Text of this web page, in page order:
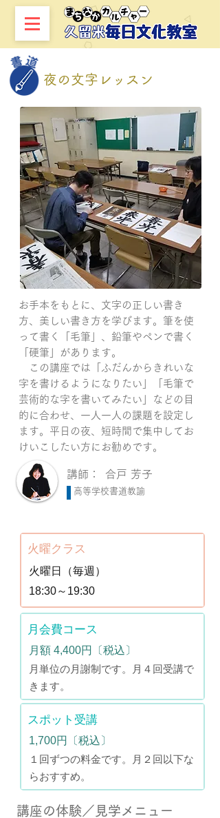
夜の文字レッスン
お手本をもとに、文字の正しい書き
方、美しい書き方を学びます。筆を使
って書く「毛筆」、鉛筆やペンで書く
「硬筆」があります。
この講座では「ふだんからきれいな
字を書けるようになりたい」「毛筆で
芸術的な字を書いてみたい」などの目
的に合わせ、一人一人の課題を設定し
ます。平日の夜、短時間で集中してお
けいこしたい方にお勧めです。
講師： 合戸 芳子
高等学校書道教諭
火曜クラス
火曜日（毎週）
18:30～19:30
月会費コース
月額 4,400円〔税込〕
月単位の月謝制です。月４回受講で
きます。
スポット受講
1,700円〔税込〕
１回ずつの料金です。月２回以下な
らおすすめ。
講座の体験／見学メニュー